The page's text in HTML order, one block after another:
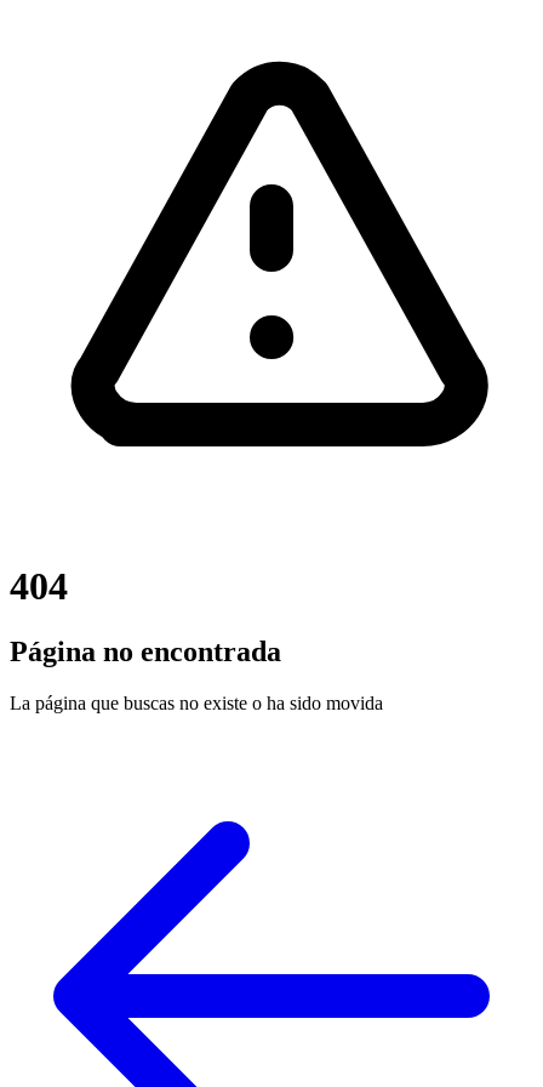
404
Página no encontrada
La página que buscas no existe o ha sido movida